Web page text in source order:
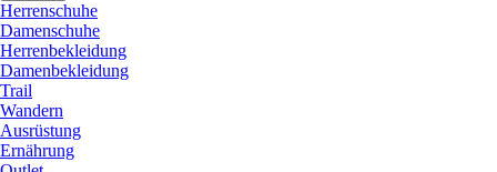
Herrenschuhe
Damenschuhe
Herrenbekleidung
Damenbekleidung
Trail
Wandern
Ausrüstung
Ernährung